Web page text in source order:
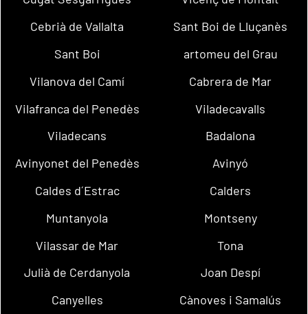
Cebrià de Vallalta
Sant Boi de Lluçanès
Sant Boi
artomeu del Grau
Vilanova del Camí
Cabrera de Mar
Vilafranca del Penedès
Viladecavalls
Viladecans
Badalona
Avinyonet del Penedès
Avinyó
Caldes d´Estrac
Calders
Muntanyola
Montseny
Vilassar de Mar
Tona
Julià de Cerdanyola
Joan Despí
Canyelles
Cànoves i Samalús